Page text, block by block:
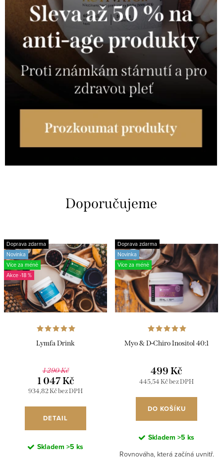
Doporučujeme
Doprava zdarma
Novinka
Více za méně
-18 %
Lymfa Drink
1 290 Kč
934,82 Kč bez DPH
1 047 Kč
DETAIL
Skladem >5 ks
Doprava zdarma
Novinka
Více za méně
Myo & D-Chiro Inositol 40:1
445,54 Kč bez DPH
499 Kč
DO KOŠÍKU
Skladem >5 ks
Rovnováha, která začíná uvnitř.